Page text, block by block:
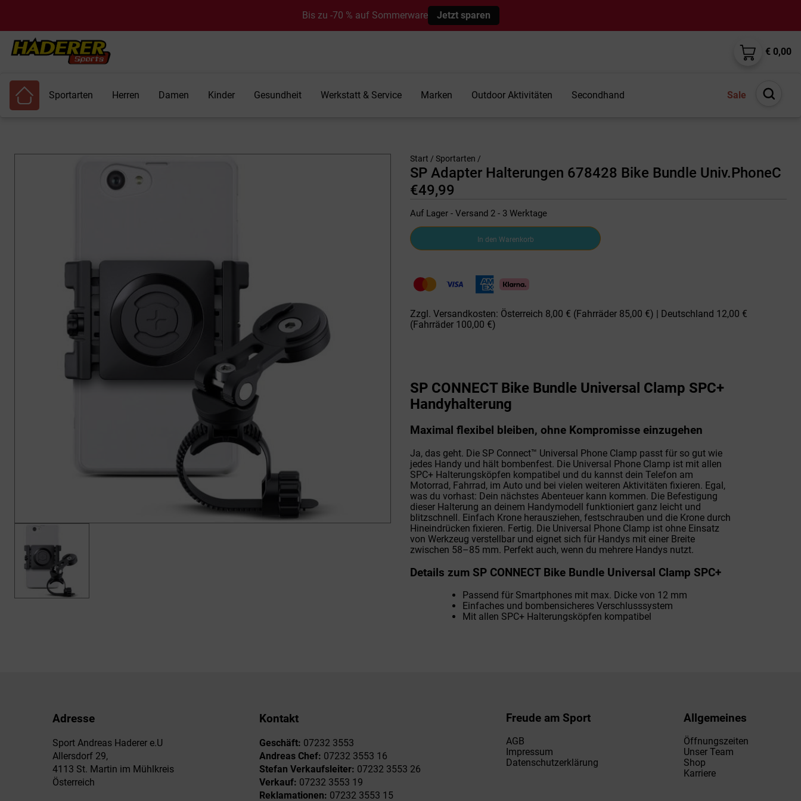
Bis zu -70 % auf Sommerware Jetzt sparen
€ 0,00
Sportarten Herren Damen Kinder Gesundheit Werkstatt & Service Marken Outdoor Aktivitäten Secondhand Sale
Suche
Start / Sportarten /
SP Adapter Halterungen 678428 Bike Bundle Univ.PhoneC
€49,99
Auf Lager - Versand 2 - 3 Werktage
SP
Adapter
Halterungen
Bundle
In den Warenkorb
Zzgl. Versandkosten: Österreich 8,00 € (Fahrräder 85,00 €) | Deutschland 12,00 €
(Fahrräder 100,00 €)
SP CONNECT Bike Bundle Universal Clamp SPC+
Handyhalterung
Maximal flexibel bleiben, ohne Kompromisse einzugehen
Ja, das geht. Die SP Connect™ Universal Phone Clamp passt für so gut wie
jedes Handy und hält bombenfest. Die Universal Phone Clamp ist mit allen
SPC+ Halterungsköpfen kompatibel und du kannst dein Telefon am
Motorrad, Fahrrad, im Auto und bei vielen weiteren Aktivitäten fixieren. Egal,
was du vorhast: Dein nächstes Abenteuer kann kommen. Die Befestigung
dieser Halterung an deinem Handymodell funktioniert ganz leicht und
blitzschnell. Einfach Krone herausziehen, festschrauben und die Krone durch
Hineindrücken fixieren. Fertig. Die Universal Phone Clamp ist ohne Einsatz
von Werkzeug verstellbar und eignet sich für Handys mit einer Breite
zwischen 58–85 mm. Perfekt auch, wenn du mehrere Handys nutzt.
Details zum SP CONNECT Bike Bundle Universal Clamp SPC+
Passend für Smartphones mit max. Dicke von 12 mm
Einfaches und bombensicheres Verschlusssystem
Mit allen SPC+ Halterungsköpfen kompatibel
Adresse
Sport Andreas Haderer e.U
Allersdorf 29,
4113 St. Martin im Mühlkreis
Österreich
Kontakt
Geschäft: 07232 3553
Andreas Chef: 07232 3553 16
Stefan Verkaufsleiter: 07232 3553 26
Verkauf: 07232 3553 19
Reklamationen: 07232 3553 15
Freude am Sport
AGB
Impressum
Datenschutzerklärung
Allgemeines
Öffnungszeiten
Unser Team
Shop
Karriere